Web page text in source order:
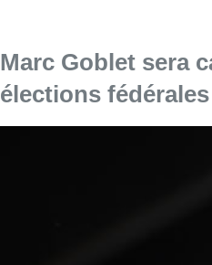
Marc Goblet sera
élections fédérales